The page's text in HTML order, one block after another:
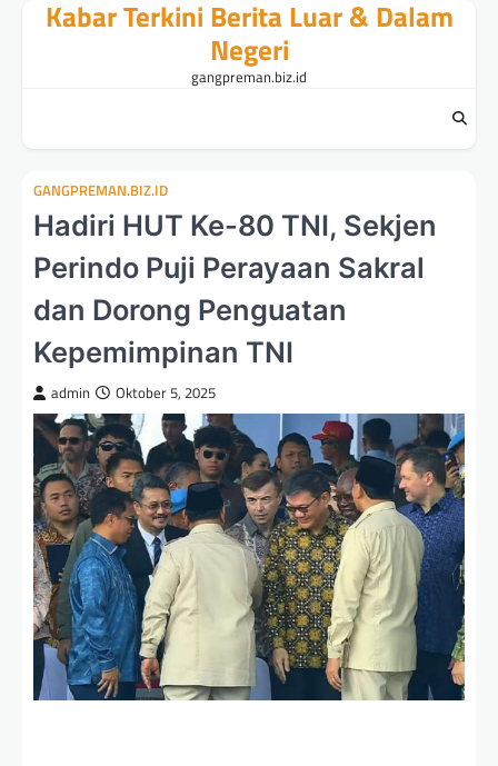
Kabar Terkini Berita Luar & Dalam
Negeri
gangpreman.biz.id
GANGPREMAN.BIZ.ID
Hadiri HUT Ke-80 TNI, Sekjen
Perindo Puji Perayaan Sakral
dan Dorong Penguatan
Kepemimpinan TNI
admin Oktober 5, 2025